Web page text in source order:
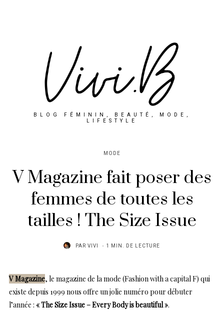
BLOG FÉMININ, BEAUTÉ, MODE,
LIFESTYLE
MODE
V Magazine fait poser des
femmes de toutes les
tailles ! The Size Issue
PAR VIVI 1 MIN. DE LECTURE
V Magazine, le magazine de la mode (Fashion with a capital F) qui
existe depuis 1999 nous offre un jolie numéro pour débuter
l’année : « The Size Issue – Every Body is beautiful ».